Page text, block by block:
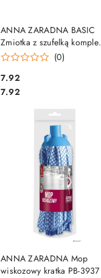
ANNA ZARADNA BASIC
Zmiotka z szufelką komplet
SZ-6235
(0)
Cena:
7.92
Cena:
7.92
DO KOSZYKA
ANNA ZARADNA Mop
wiskozowy kratka PB-3937
DO KOSZYKA